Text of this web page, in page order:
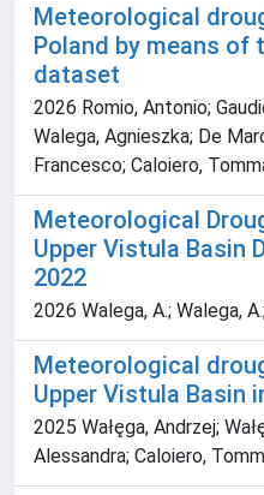
Meteorological
Poland by means of
dataset
2026 Romio, Antonio;
Walega, Agnieszka; De
Francesco; Caloiero,
Meteorological
Upper Vistula Basin
2022
2026 Walega, A.; Walega,
Meteorological
Upper Vistula Basin
2025 Wałęga, Andrzej;
Alessandra; Caloiero,